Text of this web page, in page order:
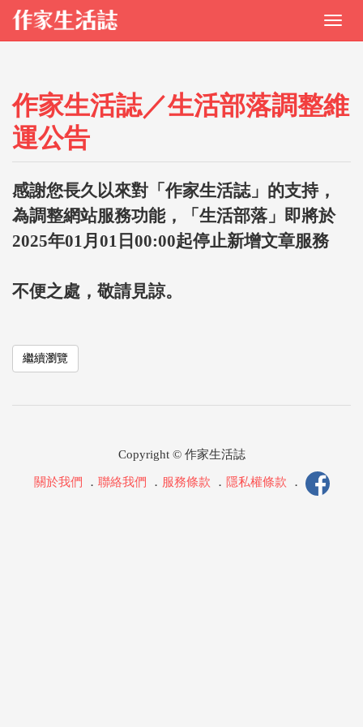
作家生活誌／生活部落調整維
運公告
感謝您長久以來對「作家生活誌」的支持，
為調整網站服務功能，「生活部落」即將於
2025年01月01日00:00起停止新增文章服務
不便之處，敬請見諒。
繼續瀏覽
Copyright © 作家生活誌
關於我們 ． 聯絡我們 ． 服務條款 ． 隱私權條款 ．